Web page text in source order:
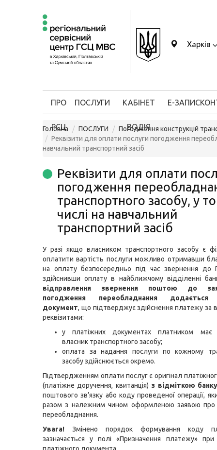
Харків
ПРО
РСЦ
ПОСЛУГИ КАБІНЕТ
ВОДІЯ
Е-ЗАПИС
Головна ПОСЛУГИ
Погодження конструкцій
Реквізити для оплати послуги погодження
навчальний транспортний засіб
Реквізити для оплати
погодження
транспортного засобу, у
числі на навчальний
транспортний засіб
У разі якщо власником транспортного засобу є
оплатити вартість послуги можливо отримавши
на оплату безпосередньо під час звернення
здійснивши оплату в найближчому відділенні
відправлення звернення поштою до
погодження переобладнання додається
документ, що підтверджує здійснення платежу за
реквізитами:
у платіжних документах платником має
власник транспортного засобу;
оплата за надання послуги по кожному
засобу здійснюється окремо.
Підтвердженням оплати послуг є оригінал
(платіжне доручення, квитанція) з відміткою
поштового зв’язку або коду проведеної операції,
разом з належним чином оформленою заявою про
переобладнання.
Увага! Змінено порядок формування коду
зазначається у полі «Призначення платежу»